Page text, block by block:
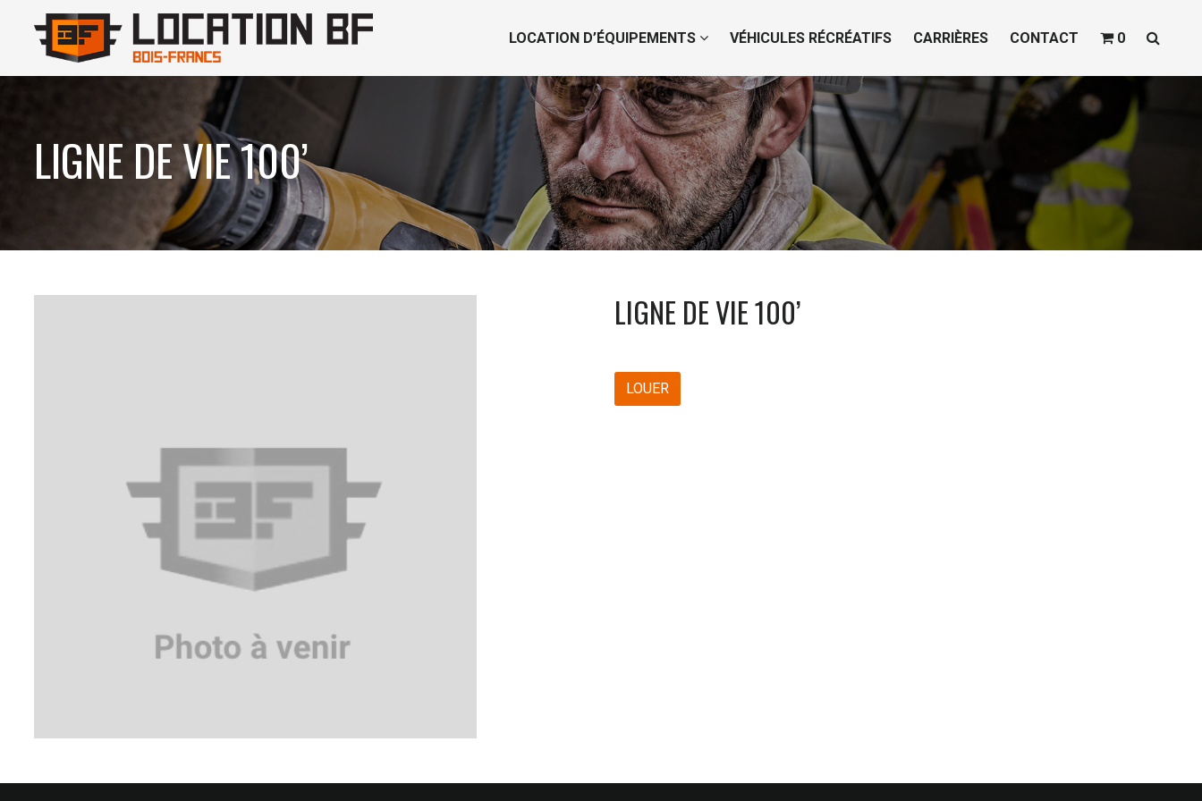
LOCATION D’ÉQUIPEMENTS VÉHICULES RÉCRÉATIFS CARRIÈRES CONTACT 0
LIGNE DE VIE 100’
LIGNE DE VIE 100’
LOUER